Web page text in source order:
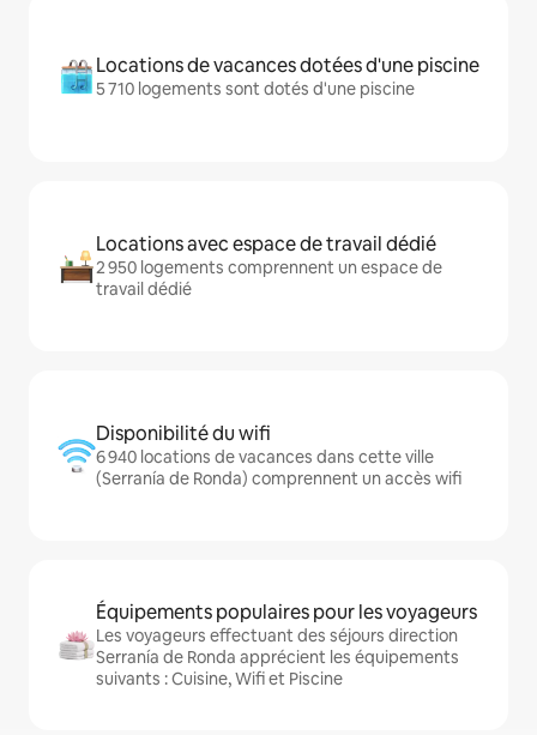
Locations de vacances dotées d'une piscine
5 710 logements sont dotés d'une piscine
Locations avec espace de travail dédié
2 950 logements comprennent un espace de
travail dédié
Disponibilité du wifi
6 940 locations de vacances dans cette ville
(Serranía de Ronda) comprennent un accès wifi
Équipements populaires pour les voyageurs
Les voyageurs effectuant des séjours direction
Serranía de Ronda apprécient les équipements
suivants : Cuisine, Wifi et Piscine